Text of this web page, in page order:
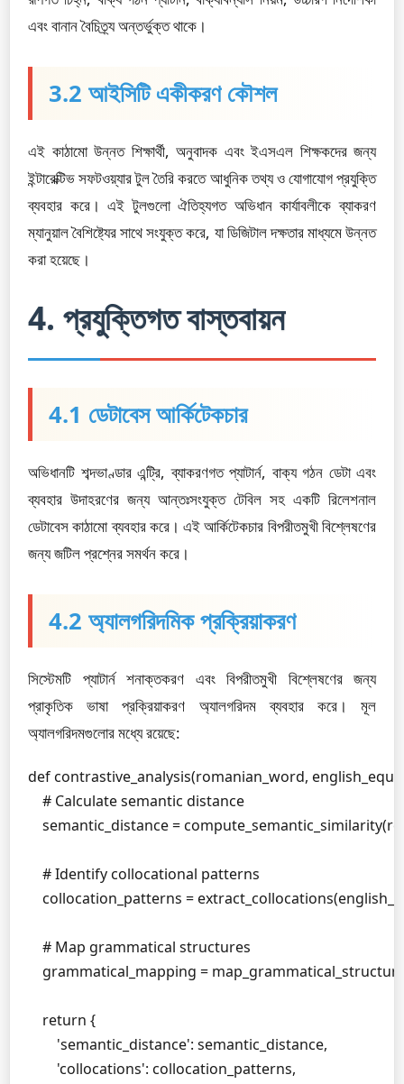
এবং বানান বৈচিত্র্য অন্তর্ভুক্ত থাকে।
3.2 আইসিটি একীকরণ কৌশল
এই কাঠামো উন্নত শিক্ষার্থী, অনুবাদক এবং ইএসএল শিক্ষকদের জন্য
ইন্টারেক্টিভ সফটওয়্যার টুল তৈরি করতে আধুনিক তথ্য ও যোগাযোগ প্রযুক্তি
ব্যবহার করে। এই টুলগুলো ঐতিহ্যগত অভিধান কার্যাবলীকে ব্যাকরণ
ম্যানুয়াল বৈশিষ্ট্যের সাথে সংযুক্ত করে, যা ডিজিটাল দক্ষতার মাধ্যমে উন্নত
করা হয়েছে।
4. প্রযুক্তিগত বাস্তবায়ন
4.1 ডেটাবেস আর্কিটেকচার
অভিধানটি শব্দভাণ্ডার এন্ট্রি, ব্যাকরণগত প্যাটার্ন, বাক্য গঠন ডেটা এবং
ব্যবহার উদাহরণের জন্য আন্তঃসংযুক্ত টেবিল সহ একটি রিলেশনাল
ডেটাবেস কাঠামো ব্যবহার করে। এই আর্কিটেকচার বিপরীতমুখী বিশ্লেষণের
জন্য জটিল প্রশ্নের সমর্থন করে।
4.2 অ্যালগরিদমিক প্রক্রিয়াকরণ
সিস্টেমটি প্যাটার্ন শনাক্তকরণ এবং বিপরীতমুখী বিশ্লেষণের জন্য
প্রাকৃতিক ভাষা প্রক্রিয়াকরণ অ্যালগরিদম ব্যবহার করে। মূল
অ্যালগরিদমগুলোর মধ্যে রয়েছে:
def contrastive_analysis(romanian_word,
    # Calculate semantic distance
semantic_distance =
    # Identify collocational patterns
collocation_patterns =
    # Map grammatical structures
grammatical_mapping =
    return {
        'semantic_distance': semantic_distance,
        'collocations': collocation_patterns,